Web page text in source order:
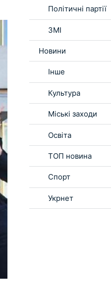
Політичні партії
ЗМІ
Новини
Інше
Культура
Міські заходи
Освіта
ТОП новина
Спорт
Укрнет